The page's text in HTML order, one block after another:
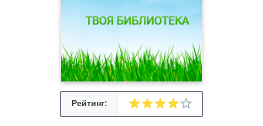
Рейтинг: